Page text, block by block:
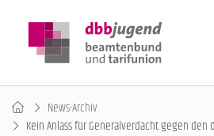
News-Archiv
Kein Anlass für Generalverdacht gegen